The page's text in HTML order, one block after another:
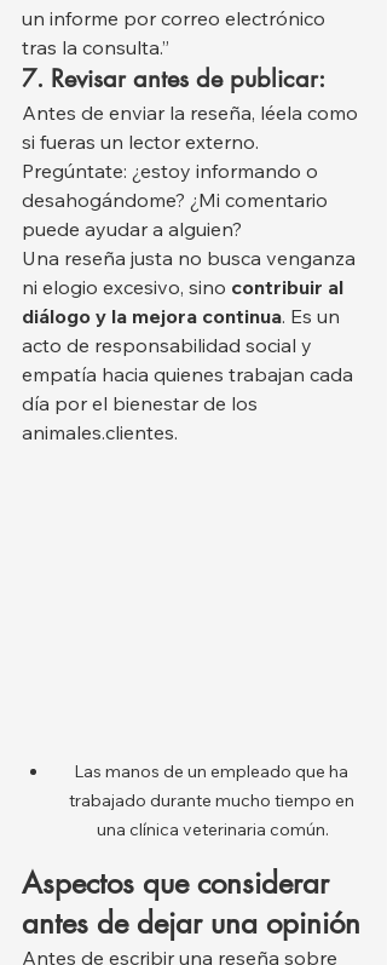
un informe por correo electrónico
tras la consulta.”
7. Revisar antes de publicar:
Antes de enviar la reseña, léela como
si fueras un lector externo.
Pregúntate: ¿estoy informando o
desahogándome? ¿Mi comentario
puede ayudar a alguien?
Una reseña justa no busca venganza
ni elogio excesivo, sino contribuir al
diálogo y la mejora continua. Es un
acto de responsabilidad social y
empatía hacia quienes trabajan cada
día por el bienestar de los
animales.clientes.
Las manos de un empleado que ha
trabajado durante mucho tiempo en
una clínica veterinaria común.
Aspectos que considerar
antes de dejar una opinión
Antes de escribir una reseña sobre